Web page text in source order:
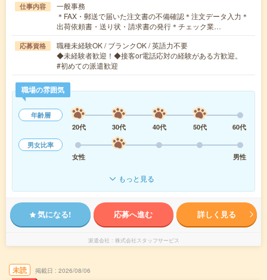
仕事内容
一般事務
＊FAX・郵送で届いた注文書の不備確認＊注文データ入力＊
出荷依頼書・送り状・請求書の発行＊チェック業…
応募資格
職種未経験OK / ブランクOK / 英語力不要
◆未経験者歓迎！◆接客or電話応対の経験がある方歓迎。
#初めての派遣歓迎
職場の雰囲気
年齢層
20代
30代 40代 50代
60代
男女比率
女性
男性
もっと見る
気になる! 応募へ進む 詳しく見る
派遣会社 株式会社スタッフサービス
未読 掲載日 2026/08/06